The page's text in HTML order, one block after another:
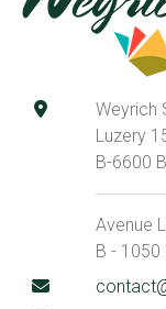
Weyrich
Luzery
B-6600
Avenue
B - 1050